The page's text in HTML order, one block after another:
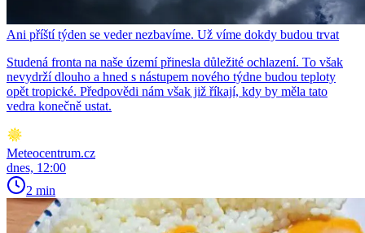
Ani příští týden se veder nezbavíme. Už víme dokdy budou trvat
Studená fronta na naše území přinesla důležité ochlazení. To však
nevydrží dlouho a hned s nástupem nového týdne budou teploty
opět tropické. Předpovědi nám však již říkají, kdy by měla tato
vedra konečně ustat.
Meteocentrum.cz
dnes, 12:00
2 min